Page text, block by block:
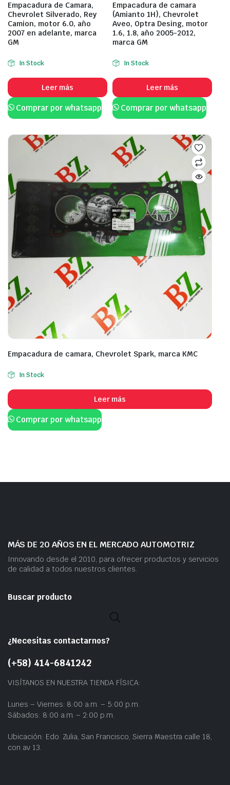
Empacadura de Camara,
Chevrolet Silverado, Rey
Camion, motor 6.0, año
2007 en adelante, marca
GM
In Stock
Leer más
Comprar por whatsapp
Empacadura de camara
(Amianto 1H), Chevrolet
Aveo, Optra Desing, motor
1.6, 1.8, año 2005-2012,
marca GM
In Stock
Leer más
Comprar por whatsapp
Empacadura de camara, Chevrolet Spark, marca KMC
In Stock
Leer más
Comprar por whatsapp
MÁS DE 20 AÑOS EN EL MERCADO AUTOMOTRIZ
Innovando desde el 2010, para ofrecer productos y servicios
de calidad a todos nuestros clientes.
Buscar producto
¿Necesitas contactarnos?
(+58) 414-6841242
VISÍTANOS EN NUESTRA TIENDA FÍSICA:
Lunes – Viernes: 8:00 a.m. – 5:00 p.m.
Sábados: 8:00 a.m. – 2:00 p.m.
Ubicación: Edo. Zulia, San Francisco, Sierra Maestra calle 18,
con av 13.